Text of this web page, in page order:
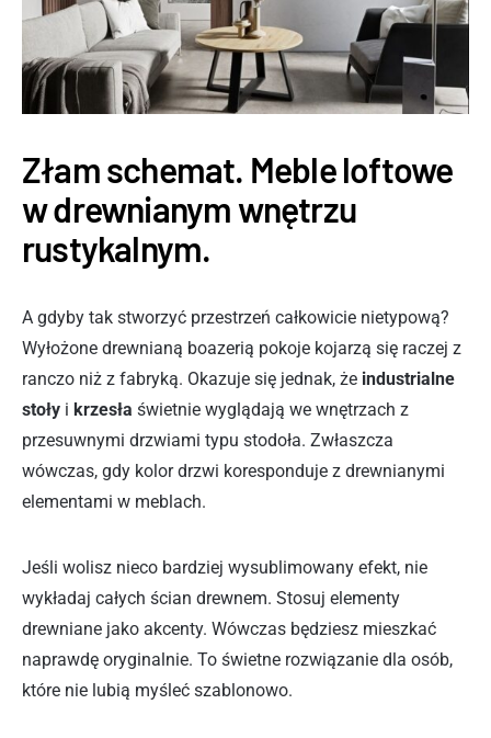
Złam schemat. Meble loftowe
w drewnianym wnętrzu
rustykalnym.
A gdyby tak stworzyć przestrzeń całkowicie nietypową?
Wyłożone drewnianą boazerią pokoje kojarzą się raczej z
ranczo niż z fabryką. Okazuje się jednak, że industrialne
stoły i krzesła świetnie wyglądają we wnętrzach z
przesuwnymi drzwiami typu stodoła. Zwłaszcza
wówczas, gdy kolor drzwi koresponduje z drewnianymi
elementami w meblach.
Jeśli wolisz nieco bardziej wysublimowany efekt, nie
wykładaj całych ścian drewnem. Stosuj elementy
drewniane jako akcenty. Wówczas będziesz mieszkać
naprawdę oryginalnie. To świetne rozwiązanie dla osób,
które nie lubią myśleć szablonowo.